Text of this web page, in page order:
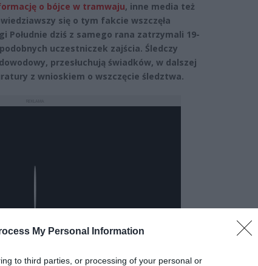
My Personal Information
to third parties, or processing of your personal or
o bójce w tramwaju, inne media też
się o tym fakcie wszczęła
Południe dziś z samego rana zatrzymali 19-
uczestniczek zajścia. Śledczy
przesłuchują świadków, w dalszej
z wnioskiem o wszczęcie śledztwa.